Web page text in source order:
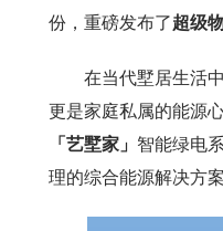
份，重磅发布了超级
在当代墅居生活
更是家庭私属的能源
「艺墅家」 智能绿电
理的综合能源解决方